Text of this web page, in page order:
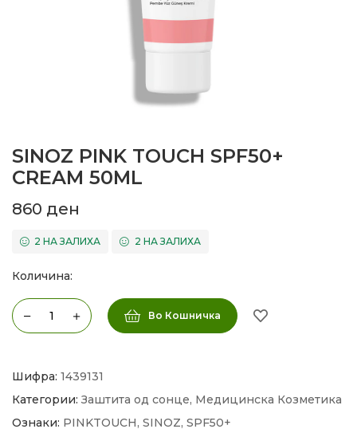
SINOZ PINK TOUCH SPF50+
CREAM 50ML
860 ден
2 НА ЗАЛИХА 2 НА ЗАЛИХА
Количина:
Во Кошничка
Шифра: 1439131
Категории: Заштита од сонце, Медицинска Козметика
Ознаки: PINKTOUCH, SINOZ, SPF50+